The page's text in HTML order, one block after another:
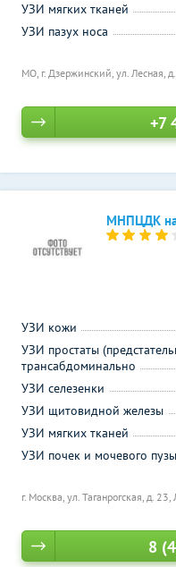
МО, г. Дзержинский, ул. Лесная,
УЗИ мягких тканей
УЗИ пазух носа
+7
МНПЦДК на
г. Москва, ул. Таганрогская, д. 23,
УЗИ кожи
УЗИ простаты
трансабдоминально
УЗИ селезенки
УЗИ щитовидной железы
УЗИ мягких тканей
УЗИ почек и мочевого
8